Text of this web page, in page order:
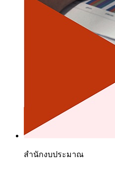
สำนักงบประมาณ